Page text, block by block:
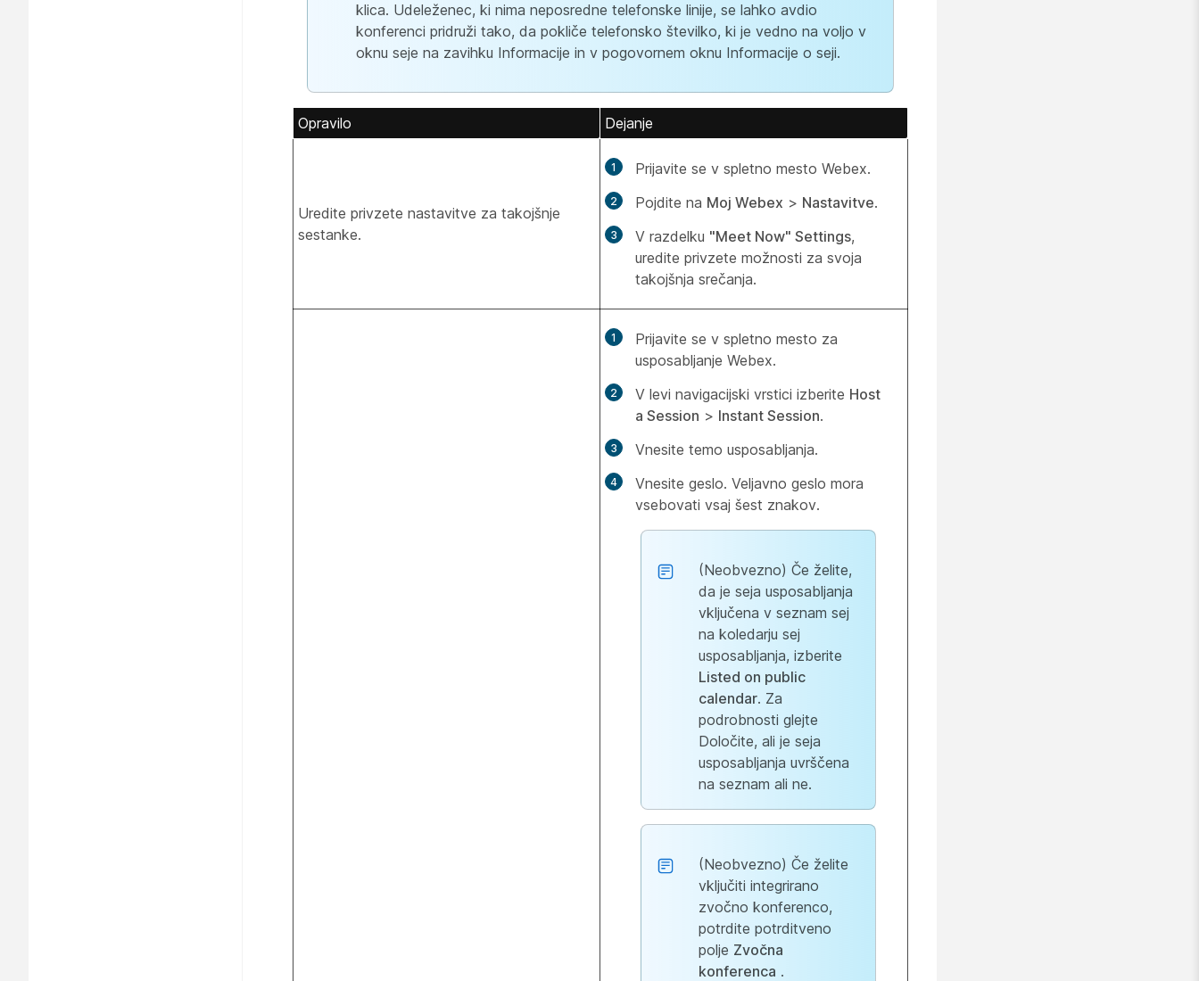
klica. Udeleženec, ki nima neposredne telefonske linije, se lahko avdio
konferenci pridruži tako, da pokliče telefonsko številko, ki je vedno na voljo v
oknu seje na zavihku Informacije in v pogovornem oknu Informacije o seji.
Opravilo Dejanje
Uredite privzete nastavitve za takojšnje
sestanke.
Prijavite se v spletno mesto Webex.
Pojdite na Moj Webex > Nastavitve.
V razdelku "Meet Now" Settings,
uredite privzete možnosti za svoja
takojšnja srečanja.
Prijavite se v spletno mesto za
usposabljanje Webex.
V levi navigacijski vrstici izberite Host
a Session > Instant Session.
Vnesite temo usposabljanja.
Vnesite geslo. Veljavno geslo mora
vsebovati vsaj šest znakov.
(Neobvezno) Če želite,
da je seja usposabljanja
vključena v seznam sej
na koledarju sej
usposabljanja, izberite
Listed on public
calendar. Za
podrobnosti glejte
Določite, ali je seja
usposabljanja uvrščena
na seznam ali ne.
(Neobvezno) Če želite
vključiti integrirano
zvočno konferenco,
potrdite potrditveno
polje Zvočna
konferenca .